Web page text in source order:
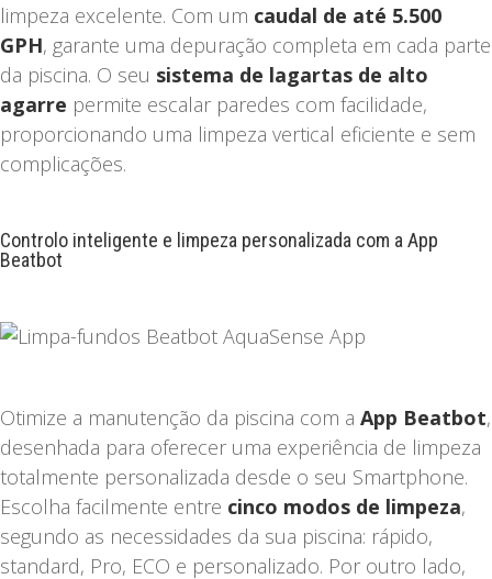
limpeza excelente. Com um caudal de até 5.500
GPH, garante uma depuração completa em cada parte
da piscina. O seu sistema de lagartas de alto
agarre permite escalar paredes com facilidade,
proporcionando uma limpeza vertical eficiente e sem
complicações.
Controlo inteligente e limpeza personalizada com a App
Beatbot
Otimize a manutenção da piscina com a App Beatbot,
desenhada para oferecer uma experiência de limpeza
totalmente personalizada desde o seu Smartphone.
Escolha facilmente entre cinco modos de limpeza,
segundo as necessidades da sua piscina: rápido,
standard, Pro, ECO e personalizado. Por outro lado,